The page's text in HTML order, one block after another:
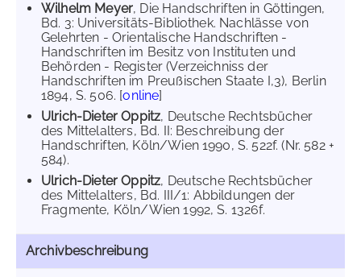
Wilhelm Meyer, Die Handschriften in Göttingen,
Bd. 3: Universitäts-Bibliothek. Nachlässe von
Gelehrten - Orientalische Handschriften -
Handschriften im Besitz von Instituten und
Behörden - Register (Verzeichniss der
Handschriften im Preußischen Staate I,3), Berlin
1894, S. 506. [online]
Ulrich-Dieter Oppitz, Deutsche Rechtsbücher
des Mittelalters, Bd. II: Beschreibung der
Handschriften, Köln/Wien 1990, S. 522f. (Nr. 582 +
584).
Ulrich-Dieter Oppitz, Deutsche Rechtsbücher
des Mittelalters, Bd. III/1: Abbildungen der
Fragmente, Köln/Wien 1992, S. 1326f.
Archivbeschreibung